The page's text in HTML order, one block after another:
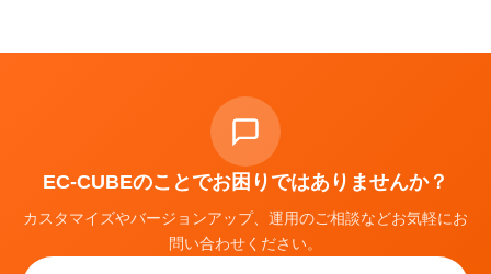
EC-CUBEのことでお困りではありませんか？
カスタマイズやバージョンアップ、運用のご相談などお気軽にお
問い合わせください。